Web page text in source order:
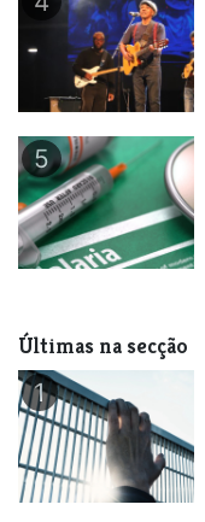
5
Últimas na secção
1